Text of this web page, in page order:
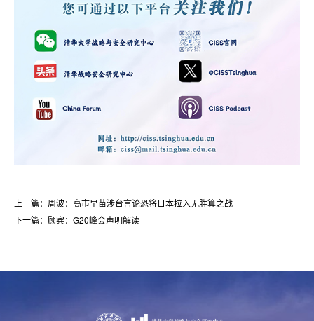
上一篇：周波：高市早苗涉台言论恐将日本拉入无胜算之战
下一篇：顾宾：G20峰会声明解读